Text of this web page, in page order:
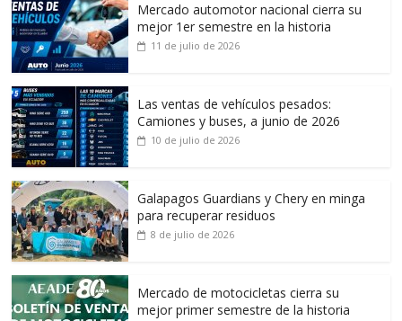
Mercado automotor nacional cierra su
mejor 1er semestre en la historia
11 de julio de 2026
Las ventas de vehículos pesados:
Camiones y buses, a junio de 2026
10 de julio de 2026
Galapagos Guardians y Chery en minga
para recuperar residuos
8 de julio de 2026
Mercado de motocicletas cierra su
mejor primer semestre de la historia